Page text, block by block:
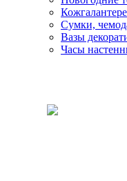
Сумки,
Вазы
Часы